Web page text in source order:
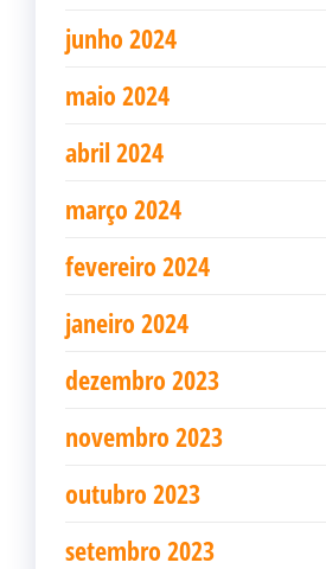
junho 2024
maio 2024
abril 2024
março 2024
fevereiro 2024
janeiro 2024
dezembro 2023
novembro 2023
outubro 2023
setembro 2023